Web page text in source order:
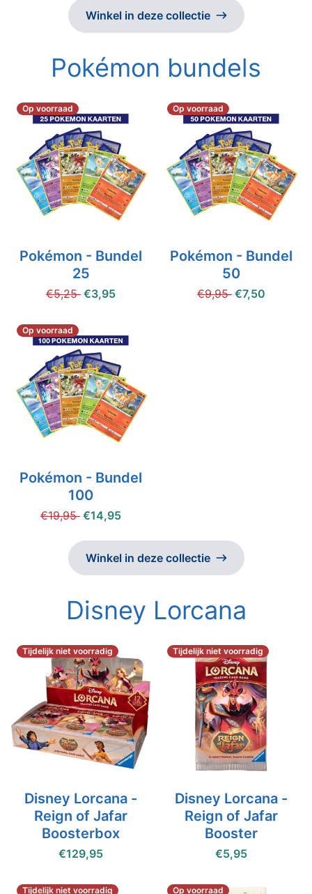
Winkel in deze collectie
Pokémon bundels
Pokémon - Bundel
25
€5,25 €3,95
Op voorraad
Pokémon - Bundel
50
€9,95 €7,50
Op voorraad
Pokémon - Bundel
100
€19,95 €14,95
Op voorraad
Winkel in deze collectie
Disney Lorcana
Disney Lorcana -
Reign of Jafar
Boosterbox
€129,95
Tijdelijk niet voorradig
Disney Lorcana -
Reign of Jafar
Booster
€5,95
Tijdelijk niet voorradig
Tijdelijk niet voorradig Op voorraad